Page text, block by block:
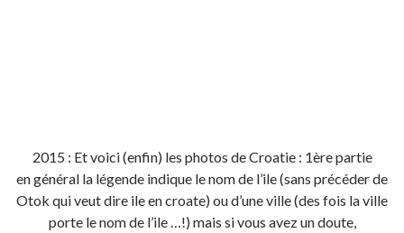
2015 : Et voici (enfin) les photos de Croatie : 1ère partie
en général la légende indique le nom de l’ile (sans précéder de
Otok qui veut dire ile en croate) ou d’une ville (des fois la ville
porte le nom de l’ile …!) mais si vous avez un doute,